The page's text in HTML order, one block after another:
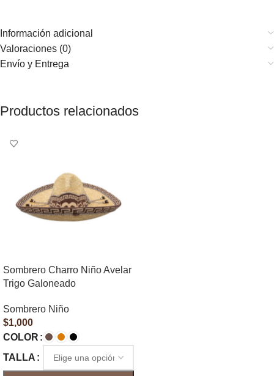
Información adicional
Valoraciones (0)
Envío y Entrega
Productos relacionados
Sombrero Charro Niño Avelar
Trigo Galoneado
Sombrero Niño
$1,000
COLOR
TALLA